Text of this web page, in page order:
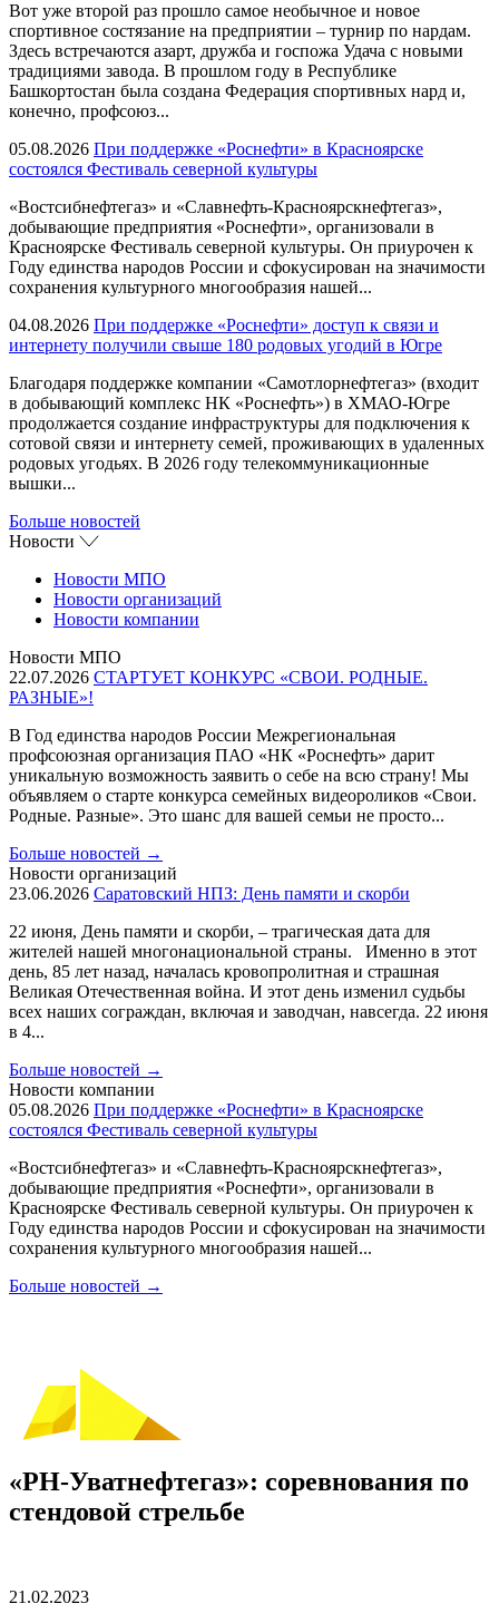
Вот уже второй раз прошло самое необычное и новое
спортивное состязание на предприятии – турнир по нардам.
Здесь встречаются азарт, дружба и госпожа Удача с новыми
традициями завода. В прошлом году в Республике
Башкортостан была создана Федерация спортивных нард и,
конечно, профсоюз...
05.08.2026 При поддержке «Роснефти» в Красноярске
состоялся Фестиваль северной культуры
«Востсибнефтегаз» и «Славнефть-Красноярскнефтегаз»,
добывающие предприятия «Роснефти», организовали в
Красноярске Фестиваль северной культуры. Он приурочен к
Году единства народов России и сфокусирован на значимости
сохранения культурного многообразия нашей...
04.08.2026 При поддержке «Роснефти» доступ к связи и
интернету получили свыше 180 родовых угодий в Югре
Благодаря поддержке компании «Самотлорнефтегаз» (входит
в добывающий комплекс НК «Роснефть») в ХМАО-Югре
продолжается создание инфраструктуры для подключения к
сотовой связи и интернету семей, проживающих в удаленных
родовых угодьях. В 2026 году телекоммуникационные
вышки...
Больше новостей
Новости
Новости МПО
Новости организаций
Новости компании
Новости МПО
22.07.2026 СТАРТУЕТ КОНКУРС «СВОИ. РОДНЫЕ.
РАЗНЫЕ»!
В Год единства народов России Межрегиональная
профсоюзная организация ПАО «НК «Роснефть» дарит
уникальную возможность заявить о себе на всю страну! Мы
объявляем о старте конкурса семейных видеороликов «Свои.
Родные. Разные». Это шанс для вашей семьи не просто...
Больше новостей →
Новости организаций
23.06.2026 Саратовский НПЗ: День памяти и скорби
22 июня, День памяти и скорби, – трагическая дата для
жителей нашей многонациональной страны. Именно в этот
день, 85 лет назад, началась кровопролитная и страшная
Великая Отечественная война. И этот день изменил судьбы
всех наших сограждан, включая и заводчан, навсегда. 22 июня
в 4...
Больше новостей →
Новости компании
05.08.2026 При поддержке «Роснефти» в Красноярске
состоялся Фестиваль северной культуры
«Востсибнефтегаз» и «Славнефть-Красноярскнефтегаз»,
добывающие предприятия «Роснефти», организовали в
Красноярске Фестиваль северной культуры. Он приурочен к
Году единства народов России и сфокусирован на значимости
сохранения культурного многообразия нашей...
Больше новостей →
«РН-Уватнефтегаз»: соревнования по
стендовой стрельбе
21.02.2023